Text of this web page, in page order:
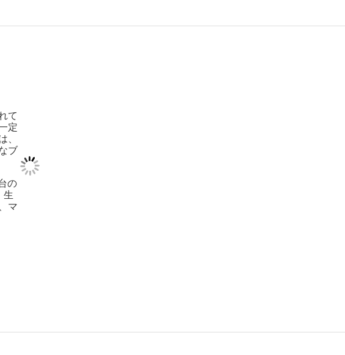
て
定
、
ブ
の
生
マ